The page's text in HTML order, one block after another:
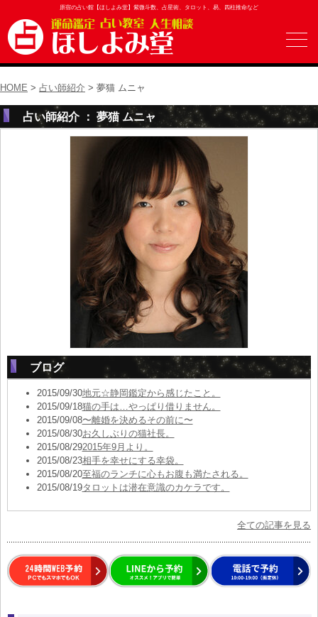
原宿の占い館【ほしよみ堂】紫微斗数、占星術、タロット、易、四柱推命など
HOME > 占い師紹介 > 夢猫 ムニャ
占い師紹介 ： 夢猫 ムニャ
ブログ
2015/09/30地元☆静岡鑑定から感じたこと。
2015/09/18猫の手は…やっぱり借りません。
2015/09/08〜離婚を決めるその前に〜
2015/08/30お久しぶりの猫社長。
2015/08/292015年9月より。
2015/08/23相手を幸せにする幸袋。
2015/08/20至福のランチに心もお腹も満たされる。
2015/08/19タロットは潜在意識のカケラです。
全ての記事を見る